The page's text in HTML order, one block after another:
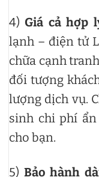
4)Giá cả hợp
lạnh – điện tử
chữa cạnh
đối tượng
lượng dịch vụ.
sinh chi phí
cho bạn.
5) Bảo hành